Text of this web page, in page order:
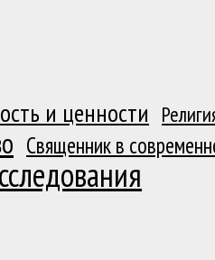
и ценности
Священник в